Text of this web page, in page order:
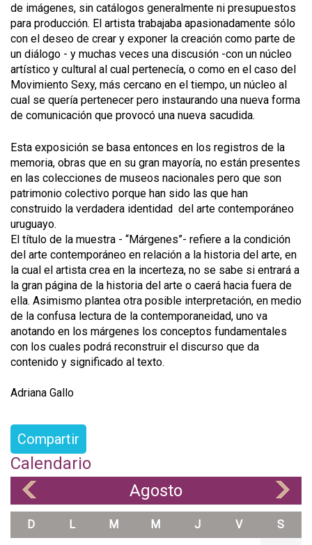
de imágenes, sin catálogos generalmente ni presupuestos
para producción. El artista trabajaba apasionadamente sólo
con el deseo de crear y exponer la creación como parte de
un diálogo - y muchas veces una discusión -con un núcleo
artístico y cultural al cual pertenecía, o como en el caso del
Movimiento Sexy, más cercano en el tiempo, un núcleo al
cual se quería pertenecer pero instaurando una nueva forma
de comunicación que provocó una nueva sacudida.
Esta exposición se basa entonces en los registros de la
memoria, obras que en su gran mayoría, no están presentes
en las colecciones de museos nacionales pero que son
patrimonio colectivo porque han sido las que han
construido la verdadera identidad del arte contemporáneo
uruguayo.
El título de la muestra - “Márgenes”- refiere a la condición
del arte contemporáneo en relación a la historia del arte, en
la cual el artista crea en la incerteza, no se sabe si entrará a
la gran página de la historia del arte o caerá hacia fuera de
ella. Asimismo plantea otra posible interpretación, en medio
de la confusa lectura de la contemporaneidad, uno va
anotando en los márgenes los conceptos fundamentales
con los cuales podrá reconstruir el discurso que da
contenido y significado al texto.
Adriana Gallo
Compartir
Calendario
Agosto
D L M M J V S